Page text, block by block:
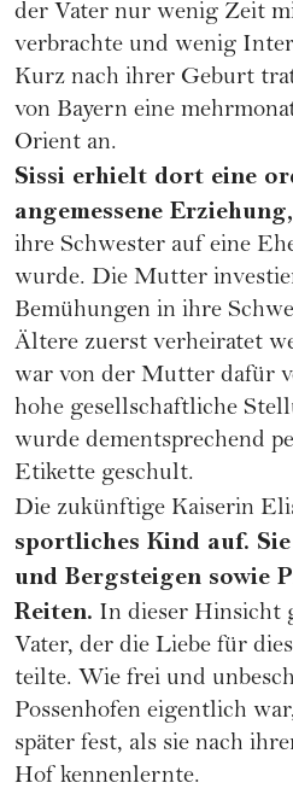
der Vater nur wenig Zeit
verbrachte und wenig
Kurz nach ihrer Geburt
von Bayern eine
Orient an.
Sissi erhielt dort eine
angemessene Erziehung,
ihre Schwester auf eine
wurde. Die Mutter
Bemühungen in ihre
Ältere zuerst verheiratet
war von der Mutter dafür
hohe gesellschaftliche
wurde dementsprechend
Etikette geschult.
Die zukünftige Kaiserin
sportliches Kind auf.
und Bergsteigen sowie
Reiten. In dieser Hinsicht
Vater, der die Liebe für
teilte. Wie frei und
Possenhofen eigentlich
später fest, als sie nach
Hof kennenlernte.